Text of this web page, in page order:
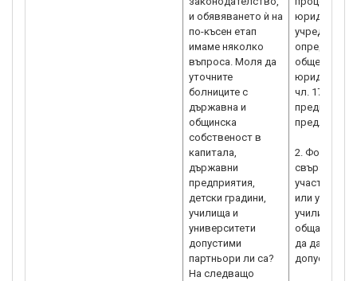
и обявяването ѝ на
по-късен етап
имаме няколко
въпроса. Моля да
уточните
болниците с
държавна и
общинска
собственост в
капитала,
държавни
предприятия,
детски градини,
училища и
университети
допустими
партньори ли са?
На следващо
юридически
учредени
определени
обществена
чл. 17 от
преди
2.
свързани с
участие в
или
училищата и
обща,
да даде